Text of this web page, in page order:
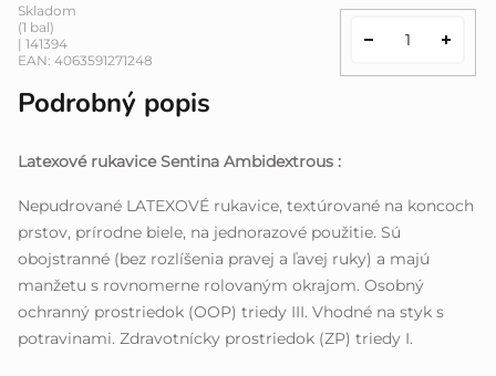
Skladom
(1 bal)
| 141394
EAN: 4063591271248
Podrobný popis
Latexové rukavice Sentina Ambidextrous :
Nepudrované LATEXOVÉ rukavice, textúrované na koncoch
prstov, prírodne biele, na jednorazové použitie. Sú
obojstranné (bez rozlíšenia pravej a ľavej ruky) a majú
manžetu s rovnomerne rolovaným okrajom. Osobný
ochranný prostriedok (OOP) triedy III. Vhodné na styk s
potravinami. Zdravotnícky prostriedok (ZP) triedy I.